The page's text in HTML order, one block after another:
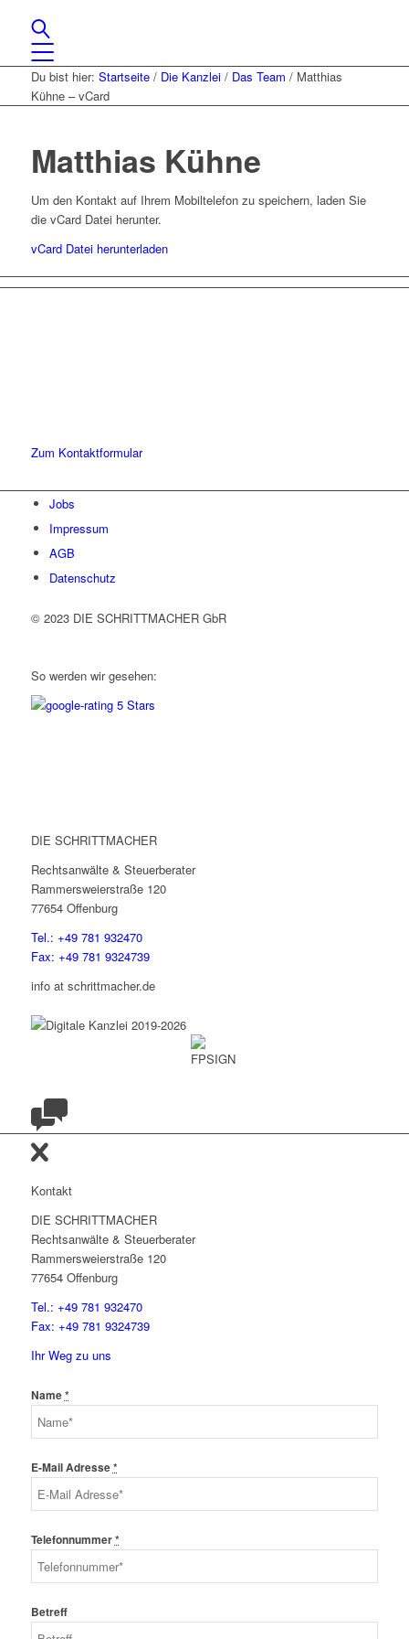
Du bist hier: Startseite / Die Kanzlei / Das Team / Matthias
Kühne – vCard
Matthias Kühne
Um den Kontakt auf Ihrem Mobiltelefon zu speichern, laden Sie
die vCard Datei herunter.
vCard Datei herunterladen
Zum Kontaktformular
Jobs
Impressum
AGB
Datenschutz
© 2023 DIE SCHRITTMACHER GbR
So werden wir gesehen:
DIE SCHRITTMACHER
Rechtsanwälte & Steuerberater
Rammersweierstraße 120
77654 Offenburg
Tel.: +49 781 932470
Fax: +49 781 9324739
info at schrittmacher.de
Kontakt
DIE SCHRITTMACHER
Rechtsanwälte & Steuerberater
Rammersweierstraße 120
77654 Offenburg
Tel.: +49 781 932470
Fax: +49 781 9324739
Ihr Weg zu uns
Name*
E-Mail Adresse*
Telefonnummer*
Betreff